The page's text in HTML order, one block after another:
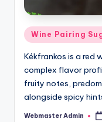
Posted
in
Wine Pairing
Kékfrankos is a red
complex flavor
fruity notes,
alongside spicy
Posted
Webmaster Admin